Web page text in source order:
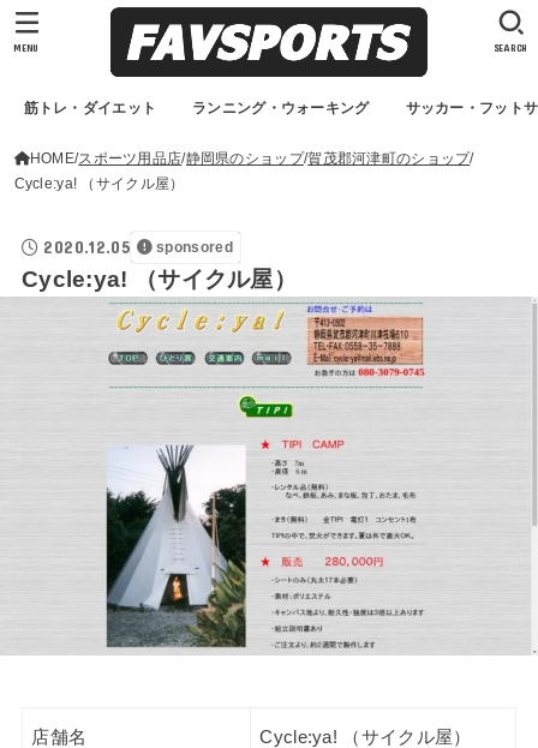
筋トレ・ダイエット ランニング・ウォーキング サッカー・フット
SEARCH
MENU
HOME スポーツ用品店 静岡県のショップ 賀茂郡河津町のショップ
Cycle:ya! （サイクル屋）
2020.12.05 sponsored
Cycle:ya! （サイクル屋）
店舗名 Cycle:ya! （サイクル屋）